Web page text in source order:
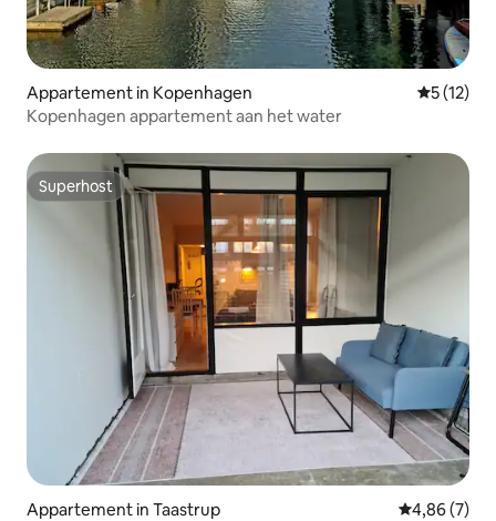
Appartement in Kopenhagen
5 (12)
Kopenhagen appartement aan het water
Superhost
Superhost
Appartement in Taastrup Gemiddelde
4,86 (7)